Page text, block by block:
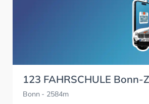
123 FAHRSCHULE Bonn-
Bonn - 2584m